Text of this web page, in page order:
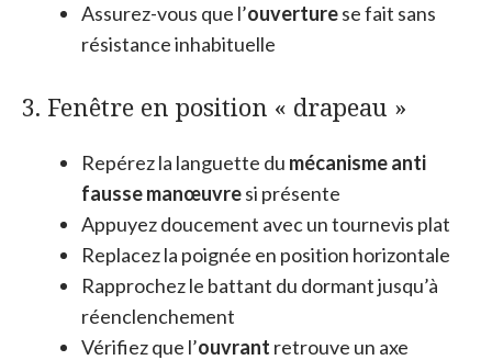
Assurez-vous que l’ouverturese fait sans
résistance inhabituelle
3. Fenêtre en position « drapeau »
Repérez la languette du mécanisme anti
fausse manœuvresi présente
Appuyez doucement avec un tournevis plat
Replacez la poignée en position horizontale
Rapprochez le battant du dormant jusqu’à
réenclenchement
Vérifiez que l’ouvrant retrouve un axe